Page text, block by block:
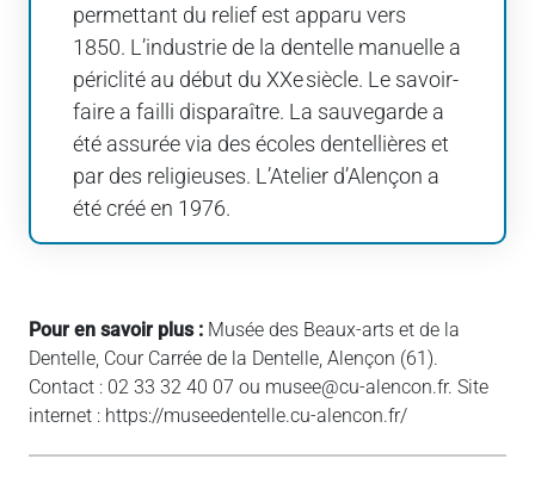
permettant du relief est apparu vers
1850. L’industrie de la dentelle manuelle a
périclité au début du XXe siècle. Le savoir-
faire a failli disparaître. La sauvegarde a
été assurée via des écoles dentellières et
par des religieuses. L’Atelier d’Alençon a
été créé en 1976.
Pour en savoir plus : Musée des Beaux-arts et de la
Dentelle, Cour Carrée de la Dentelle, Alençon (61).
Contact : 02 33 32 40 07 ou musee@cu-alencon.fr. Site
internet : https://museedentelle.cu-alencon.fr/